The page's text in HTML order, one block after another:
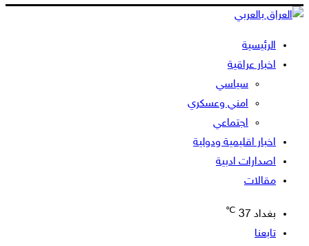
الرئيسية
اخبار عراقية
سياسي
امني وعسكري
اجتماعي
اخبار اقليمية ودولية
اصدارات ادبية
مقالات
بغداد 37
℃
تابعنا